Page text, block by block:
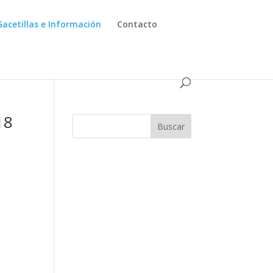
e Información Contacto